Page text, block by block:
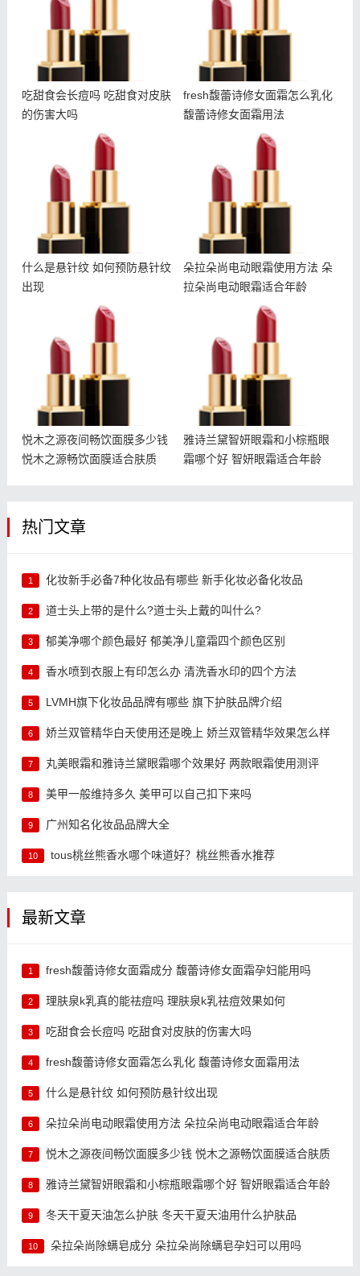
吃甜食会长痘吗 吃甜食对皮肤
的伤害大吗
fresh馥蕾诗修女面霜怎么乳化
馥蕾诗修女面霜用法
什么是悬针纹 如何预防悬
什么是悬针纹 如何预防悬针纹
出现
朵拉朵尚电动眼霜使用方法
朵拉朵尚电动眼霜使用方法 朵
拉朵尚电动眼霜适合年龄
悦木之源夜间畅饮面膜多少
悦木之源夜间畅饮面膜多少钱
悦木之源畅饮面膜适合肤质
雅诗兰黛智妍眼霜和小棕瓶
雅诗兰黛智妍眼霜和小棕瓶眼
霜哪个好 智妍眼霜适合年龄
热门文章
1 化妆新手必备7种化妆品有哪些 新手化妆必备化妆品
2 道士头上带的是什么?道士头上戴的叫什么?
3 郁美净哪个颜色最好 郁美净儿童霜四个颜色区别
4 香水喷到衣服上有印怎么办 清洗香水印的四个方法
5 LVMH旗下化妆品品牌有哪些 旗下护肤品牌介绍
6 娇兰双管精华白天使用还是晚上 娇兰双管精华效果怎么样
7 丸美眼霜和雅诗兰黛眼霜哪个效果好 两款眼霜使用测评
8 美甲一般维持多久 美甲可以自己扣下来吗
9 广州知名化妆品品牌大全
10 tous桃丝熊香水哪个味道好？桃丝熊香水推荐
最新文章
1 fresh馥蕾诗修女面霜成分 馥蕾诗修女面霜孕妇能用吗
2 理肤泉k乳真的能祛痘吗 理肤泉k乳祛痘效果如何
3 吃甜食会长痘吗 吃甜食对皮肤的伤害大吗
4 fresh馥蕾诗修女面霜怎么乳化 馥蕾诗修女面霜用法
5 什么是悬针纹 如何预防悬针纹出现
6 朵拉朵尚电动眼霜使用方法 朵拉朵尚电动眼霜适合年龄
7 悦木之源夜间畅饮面膜多少钱 悦木之源畅饮面膜适合肤质
8 雅诗兰黛智妍眼霜和小棕瓶眼霜哪个好 智妍眼霜适合年龄
9 冬天干夏天油怎么护肤 冬天干夏天油用什么护肤品
10 朵拉朵尚除螨皂成分 朵拉朵尚除螨皂孕妇可以用吗